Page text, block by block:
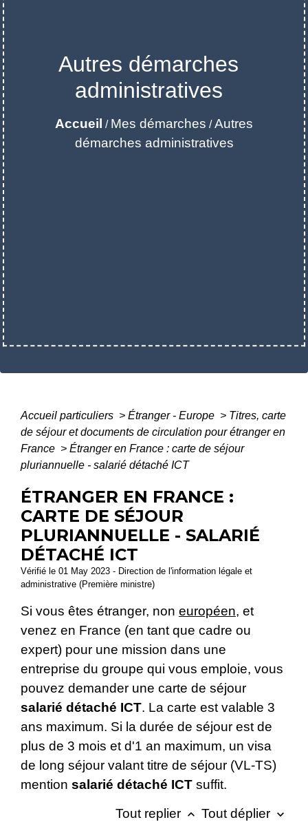
Autres démarches
administratives
Accueil / Mes démarches /Autres
démarches administratives
Accueil particuliers > Étranger - Europe > Titres, carte
de séjour et documents de circulation pour étranger en
France > Étranger en France : carte de séjour
pluriannuelle - salarié détaché ICT
ÉTRANGER EN FRANCE :
CARTE DE SÉJOUR
PLURIANNUELLE - SALARIÉ
DÉTACHÉ ICT
Vérifié le 01 May 2023 - Direction de l'information légale et
administrative (Première ministre)
Si vous êtes étranger, non européen, et
venez en France (en tant que cadre ou
expert) pour une mission dans une
entreprise du groupe qui vous emploie, vous
pouvez demander une carte de séjour
salarié détaché ICT. La carte est valable 3
ans maximum. Si la durée de séjour est de
plus de 3 mois et d'1 an maximum, un visa
de long séjour valant titre de séjour (VL-TS)
mention salarié détaché ICT suffit.
Tout replier keyboard_arrow_up Tout déplier keyboard_arrow_down